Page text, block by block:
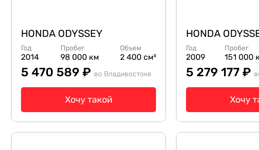
HONDA ODYSSEY
Год
2014
Пробег
98 000 км
Объем
2 400 см³
5 470 589 ₽ во Владивостоке
Хочу такой
HONDA
Год
2009
Пробег
151 000
5 279 177 ₽
Хочу